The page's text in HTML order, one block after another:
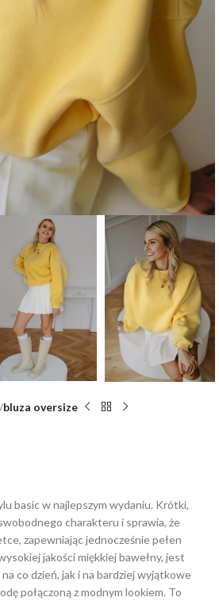
bluza oversize
basic w najlepszym wydaniu. Krótki,
charakteru i sprawia, że
zapewniając jednocześnie pełen
jakości miękkiej bawełny, jest
co dzień, jak i na bardziej wyjątkowe
połączoną z modnym lookiem. To